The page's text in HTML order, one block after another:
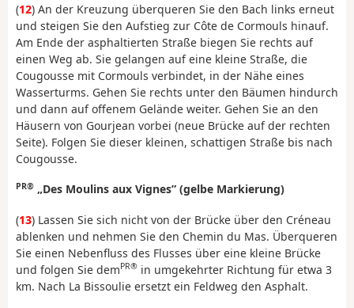
(12) An der Kreuzung überqueren Sie den Bach links erneut
und steigen Sie den Aufstieg zur Côte de Cormouls hinauf.
Am Ende der asphaltierten Straße biegen Sie rechts auf
einen Weg ab. Sie gelangen auf eine kleine Straße, die
Cougousse mit Cormouls verbindet, in der Nähe eines
Wasserturms. Gehen Sie rechts unter den Bäumen hindurch
und dann auf offenem Gelände weiter. Gehen Sie an den
Häusern von Gourjean vorbei (neue Brücke auf der rechten
Seite). Folgen Sie dieser kleinen, schattigen Straße bis nach
Cougousse.
PR® „Des Moulins aux Vignes” (gelbe Markierung)
(13) Lassen Sie sich nicht von der Brücke über den Créneau
ablenken und nehmen Sie den Chemin du Mas. Überqueren
Sie einen Nebenfluss des Flusses über eine kleine Brücke
und folgen Sie demPR® in umgekehrter Richtung für etwa 3
km. Nach La Bissoulie ersetzt ein Feldweg den Asphalt.